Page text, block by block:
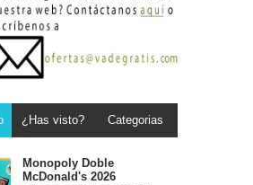
¿Has visto? Categorias
Monopoly Doble
McDonald's 2026